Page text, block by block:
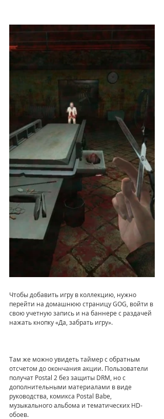
Чтобы добавить игру в коллекцию, нужно
перейти на домашнюю страницу GOG, войти в
свою учетную запись и на баннере с раздачей
нажать кнопку «Да, забрать игру».
Там же можно увидеть таймер с обратным
отсчетом до окончания акции. Пользователи
получат Postal 2 без защиты DRM, но с
дополнительными материалами в виде
руководства, комикса Postal Babe,
музыкального альбома и тематических HD-
обоев.